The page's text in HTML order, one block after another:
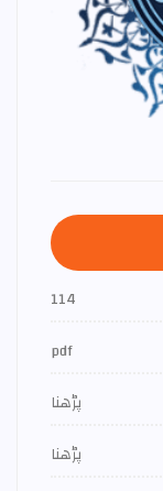
114
pdf
پڑھنا
پڑھنا